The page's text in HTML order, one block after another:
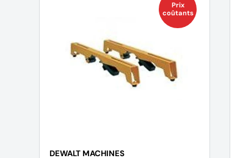
Prix
coûtants
DEWALT MACHINES